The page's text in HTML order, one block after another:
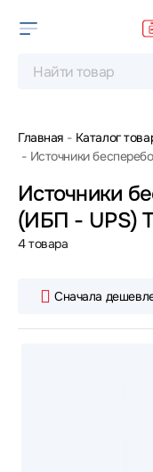
Главная Каталог
Источники
Источники
(ИБП - UPS)
4 товара
Сначала